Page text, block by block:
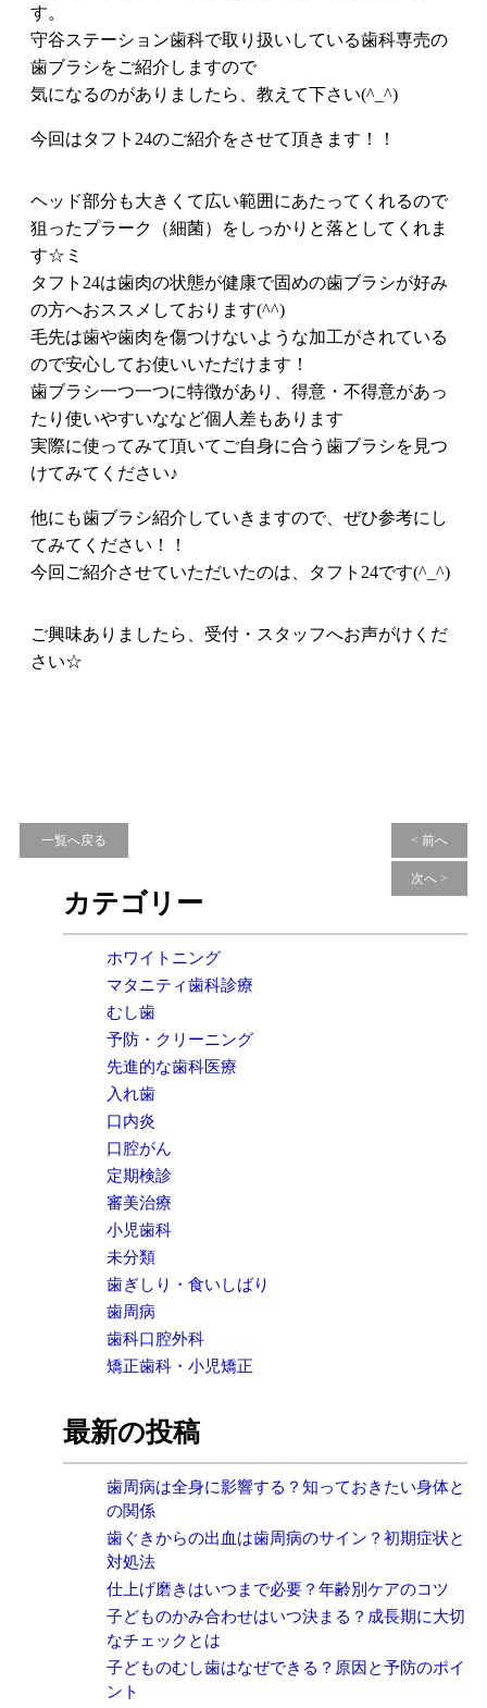
す。
守谷ステーション歯科で取り扱いしている歯科専売の
歯ブラシをご紹介しますので
気になるのがありましたら、教えて下さい(^_^)
今回はタフト24のご紹介をさせて頂きます！！
ヘッド部分も大きくて広い範囲にあたってくれるので
狙ったプラーク（細菌）をしっかりと落としてくれま
す☆ミ
タフト24は歯肉の状態が健康で固めの歯ブラシが好み
の方へおススメしております(^^)
毛先は歯や歯肉を傷つけないような加工がされている
ので安心してお使いいただけます！
歯ブラシ一つ一つに特徴があり、得意・不得意があっ
たり使いやすいななど個人差もあります
実際に使ってみて頂いてご自身に合う歯ブラシを見つ
けてみてください♪
他にも歯ブラシ紹介していきますので、ぜひ参考にし
てみてください！！
今回ご紹介させていただいたのは、タフト24です(^_^)
ご興味ありましたら、受付・スタッフへお声がけくだ
さい☆
一覧へ戻る < 前へ
次へ >
カテゴリー
ホワイトニング
マタニティ歯科診療
むし歯
予防・クリーニング
先進的な歯科医療
入れ歯
口内炎
口腔がん
定期検診
審美治療
小児歯科
未分類
歯ぎしり・食いしばり
歯周病
歯科口腔外科
矯正歯科・小児矯正
最新の投稿
歯周病は全身に影響する？知っておきたい身体と
の関係
歯ぐきからの出血は歯周病のサイン？初期症状と
対処法
仕上げ磨きはいつまで必要？年齢別ケアのコツ
子どものかみ合わせはいつ決まる？成長期に大切
なチェックとは
子どものむし歯はなぜできる？原因と予防のポイ
ント